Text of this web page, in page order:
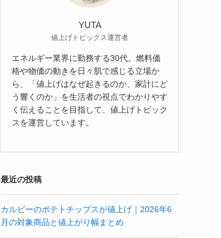
YUTA
値上げトピックス運営者
エネルギー業界に勤務する30代。燃料価
格や物価の動きを日々肌で感じる立場か
ら、「値上げはなぜ起きるのか、家計にど
う響くのか」を生活者の視点でわかりやす
く伝えることを目指して、値上げトピック
スを運営しています。
最近の投稿
カルビーのポテトチップスが値上げ｜2026年6
月の対象商品と値上がり幅まとめ